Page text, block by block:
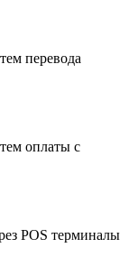
перевода
оплаты с
POS терминалы